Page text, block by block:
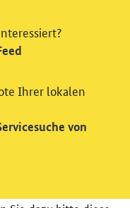
Ihre Einwilligung für
verstehen, um
Zusätzlich
Ihrer lokalen
von